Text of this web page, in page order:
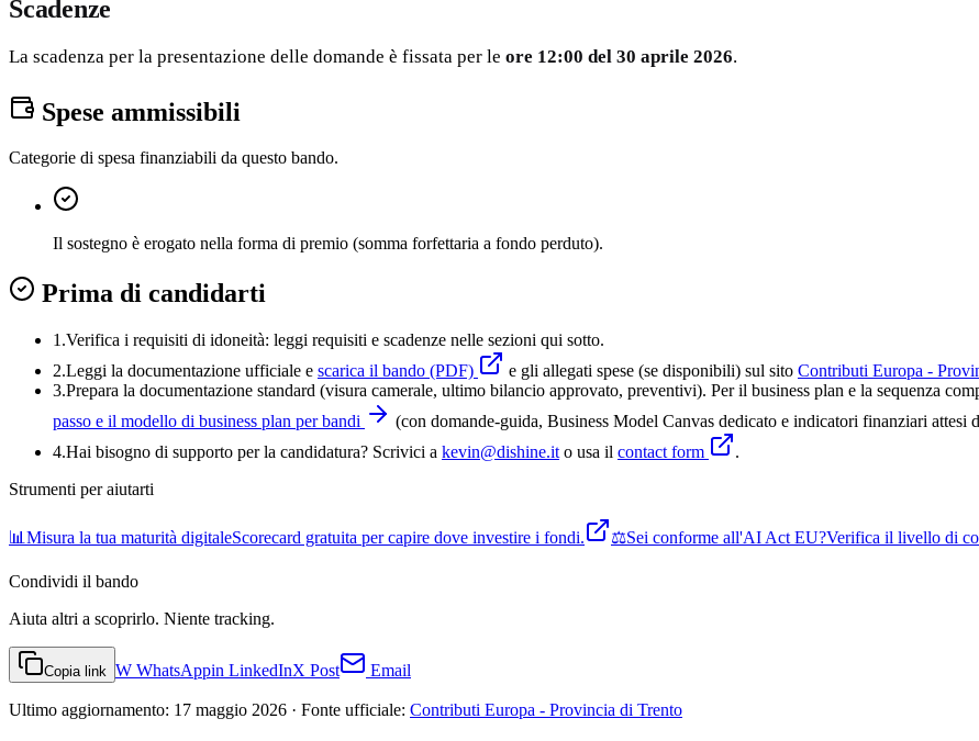
Scadenze
La scadenza per la presentazione delle domande è fissata per le ore 12:00 del 30 aprile 2026.
Spese ammissibili
Categorie di spesa finanziabili da questo bando.
Il sostegno è erogato nella forma di premio (somma forfettaria a fondo perduto).
Prima di candidarti
1.Verifica i requisiti di idoneità: leggi requisiti e scadenze nelle sezioni qui sotto.
2.Leggi la documentazione ufficiale e scarica il bando (PDF) e gli allegati spese (se disponibili) sul sito Contributi Europa -
3.Prepara la documentazione standard (visura camerale, ultimo bilancio approvato, preventivi). Per il business plan e la sequenza
passo e il modello di business plan per bandi
(con domande-guida, Business Model Canvas dedicato e indicatori finanziari attesi
4.Hai bisogno di supporto per la candidatura? Scrivici a kevin@dishine.it o usa il contact form
.
Strumenti per aiutarti
📊 Misura la tua maturità digitaleScorecard gratuita per capire dove investire i fondi. ⚖️Sei conforme all'AI Act EU?Verifica il livello di
Condividi il bando
Aiuta altri a scoprirlo. Niente tracking.
Copia link W WhatsAppin LinkedInX Post Email
Ultimo aggiornamento: 17 maggio 2026 · Fonte ufficiale: Contributi Europa - Provincia di Trento